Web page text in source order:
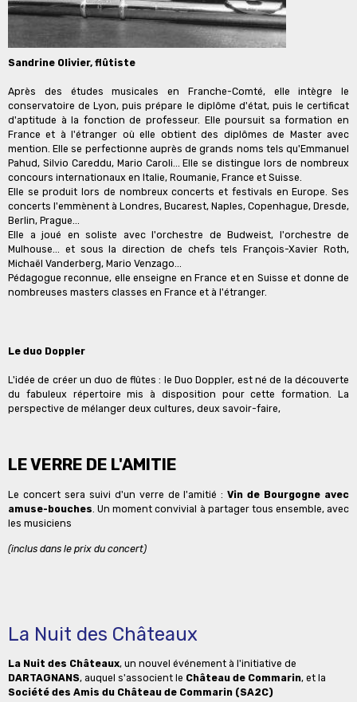
Sandrine Olivier, flûtiste
Après des études musicales en Franche-Comté, elle intègre le
conservatoire de Lyon, puis prépare le diplôme d'état, puis le certificat
d'aptitude à la fonction de professeur. Elle poursuit sa formation en
France et à l'étranger où elle obtient des diplômes de Master avec
mention. Elle se perfectionne auprès de grands noms tels qu'Emmanuel
Pahud, Silvio Careddu, Mario Caroli... Elle se distingue lors de nombreux
concours internationaux en Italie, Roumanie, France et Suisse.
Elle se produit lors de nombreux concerts et festivals en Europe. Ses
concerts l'emmènent à Londres, Bucarest, Naples, Copenhague, Dresde,
Berlin, Prague...
Elle a joué en soliste avec l'orchestre de Budweist, l'orchestre de
Mulhouse... et sous la direction de chefs tels François-Xavier Roth,
Michaël Vanderberg, Mario Venzago...
Pédagogue reconnue, elle enseigne en France et en Suisse et donne de
nombreuses masters classes en France et à l'étranger.
Le duo Doppler
L'idée de créer un duo de flûtes : le Duo Doppler, est né de la découverte
du fabuleux répertoire mis à disposition pour cette formation. La
perspective de mélanger deux cultures, deux savoir-faire,
LE VERRE DE L'AMITIE
Le concert sera suivi d'un verre de l'amitié :Vin de Bourgogne avec
amuse-bouches. Un moment convivial à partager tous ensemble, avec
les musiciens
(inclus dans le prix du concert)
La Nuit des Châteaux
La Nuit des Châteaux, un nouvel événement à l'initiative de
DARTAGNANS, auquel s'associent le Château de Commarin, et la
Société des Amis du Château de Commarin (SA2C)